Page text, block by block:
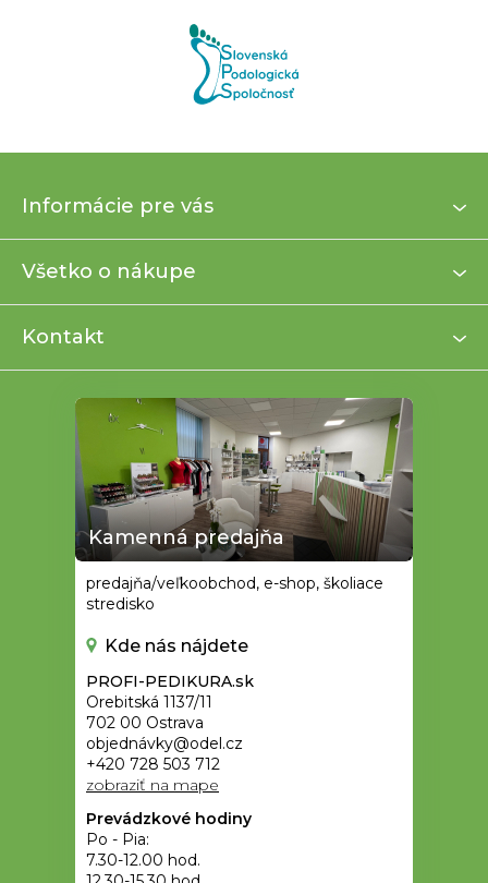
p
t
Informácie pre vás
Všetko o nákupe
Kontakt
Kamenná predajňa
predajňa/veľkoobchod, e-shop, školiace
stredisko
Kde nás nájdete
PROFI-PEDIKURA.sk
Orebitská 1137/11
702 00 Ostrava
objednávky@odel.cz
+420 728 503 712
zobraziť na mape
Prevádzkové hodiny
Po - Pia:
7.30-12.00 hod.